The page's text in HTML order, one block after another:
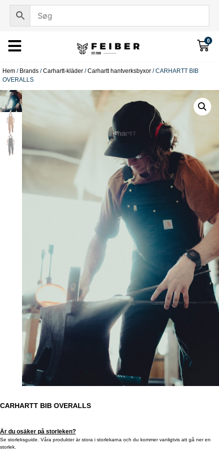
0
Hem / Brands /Carhartt-kläder /Carhartt hantverksbyxor / CARHARTT BIB
OVERALLS
CARHARTT BIB OVERALLS
Är du osäker på storleken?
Se storleksguide. Våra produkter är stora i storlekarna och du kommer vanligtvis att gå ner en
storlek.